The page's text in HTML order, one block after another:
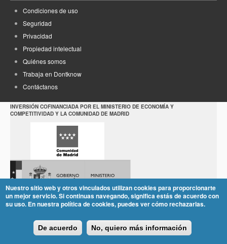
Condiciones de uso
Seguridad
Privacidad
Propiedad intelectual
Quiénes somos
Trabaja en Dontknow
Contáctanos
INVERSIÓN COFINANCIADA POR EL MINISTERIO DE ECONOMÍA Y
COMPETITIVIDAD Y LA COMUNIDAD DE MADRID
Nuestro sitio web y otros vinculados utilizan cookies para proporcionarte
un mejor servicio. Si continuas navegando, significa estás de acuerdo con
su uso. En nuestra política de cookies, puedes ver cómo rechazarlas.
De acuerdo No, quiero más información